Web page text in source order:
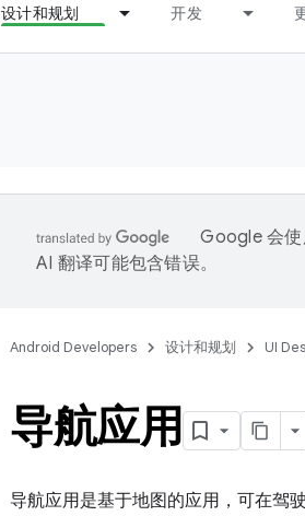
设计和规划 开发
Google 会使
AI 翻译可能包含错误。
Android Developers 设计和规划 UI
导航应用
导航应用是基于地图的应用，可在驾